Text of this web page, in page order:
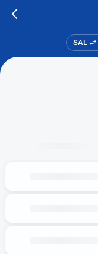
SAL